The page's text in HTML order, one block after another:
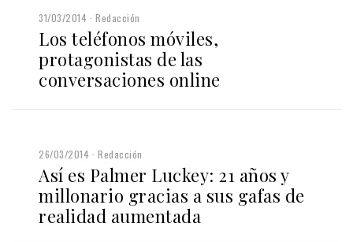
31/03/2014 Redacción
Los teléfonos móviles,
protagonistas de las
conversaciones online
26/03/2014 Redacción
Así es Palmer Luckey: 21 años y
millonario gracias a sus gafas de
realidad aumentada